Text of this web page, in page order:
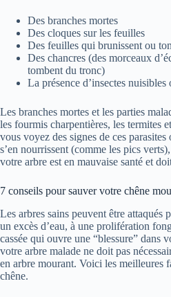
Des branches mortes
Des cloques sur les feuilles
Des feuilles qui brunissent ou
Des chancres (des morceaux
tombent du tronc)
La présence d’insectes
Les branches mortes et les parties
les fourmis charpentières, les termites
vous voyez des signes de ces
s’en nourrissent (comme les pics
votre arbre est en mauvaise santé et
7 conseils pour sauver votre chêne
Les arbres sains peuvent être attaqués
un excès d’eau, à une prolifération
cassée qui ouvre une “blessure” dans
votre arbre malade ne doit pas
en arbre mourant. Voici les meilleures
chêne.